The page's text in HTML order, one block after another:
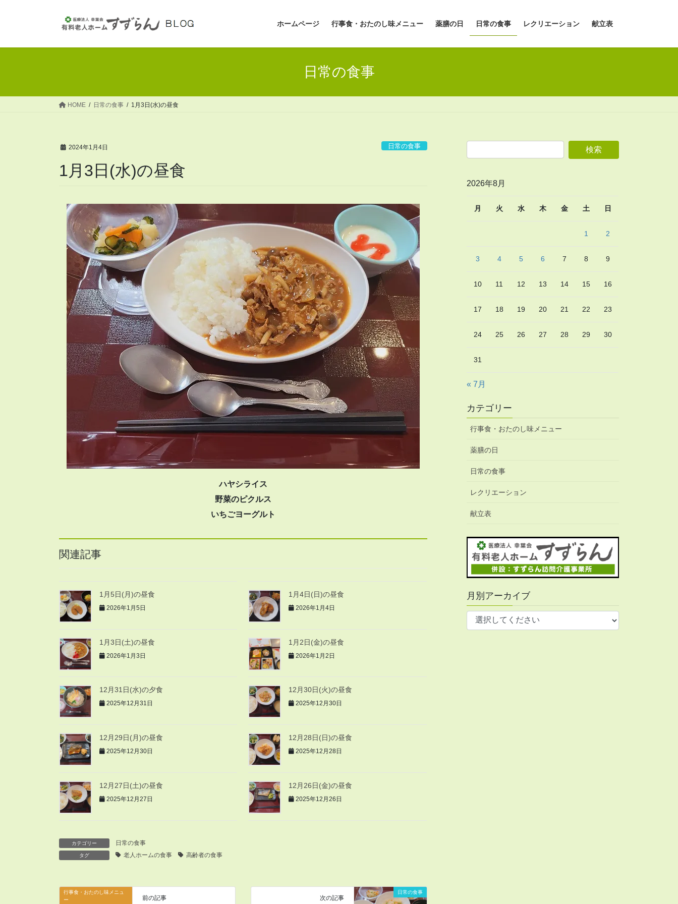
ホームページ 行事食・おたのし味メニュー 薬膳の日 日常の食事 レクリエーション 献立表
日常の食事
HOME 日常の食事 1月3日(水)の昼食
2024年1月4日 日常の食事
1月3日(水)の昼食
ハヤシライス
野菜のピクルス
いちごヨーグルト
関連記事
1月5日(月)の昼食
2026年1月5日
1月4日(日)の昼食
2026年1月4日
1月3日(土)の昼食
2026年1月3日
1月2日(金)の昼食
2026年1月2日
12月31日(水)の夕食
2025年12月31日
12月30日(火)の昼食
2025年12月30日
12月29日(月)の昼食
2025年12月30日
12月28日(日)の昼食
2025年12月28日
12月27日(土)の昼食
2025年12月27日
12月26日(金)の昼食
2025年12月26日
カテゴリー 日常の食事
タグ 老人ホームの食事 高齢者の食事
行事食・おたのし味メニュ
ー
前の記事
日常の食事
次の記事
2026年8月
月 火 水 木 金 土 日
1 2
3 4 5 6 7 8 9
10 11 12 13 14 15 16
17 18 19 20 21 22 23
24 25 26 27 28 29 30
31
« 7月
カテゴリー
行事食・おたのし味メニュー
薬膳の日
日常の食事
レクリエーション
献立表
月別アーカイブ